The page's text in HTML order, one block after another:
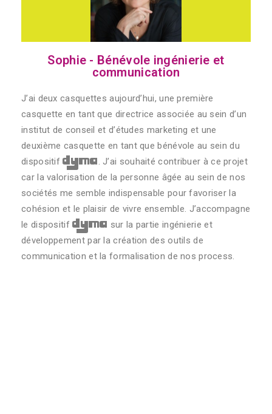
Sophie - Bénévole ingénierie et
communication
J’ai deux casquettes aujourd’hui, une première
casquette en tant que directrice associée au sein d’un
institut de conseil et d’études marketing et une
deuxième casquette en tant que bénévole au sein du
dispositifdyma. J’ai souhaité contribuer à ce projet
car la valorisation de la personne âgée au sein de nos
sociétés me semble indispensable pour favoriser la
cohésion et le plaisir de vivre ensemble. J’accompagne
le dispositifdyma sur la partie ingénierie et
développement par la création des outils de
communication et la formalisation de nos process.